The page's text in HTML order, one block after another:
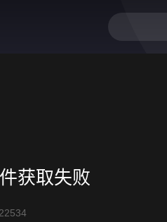
获取失败